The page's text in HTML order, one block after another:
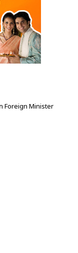
Foreign Minister